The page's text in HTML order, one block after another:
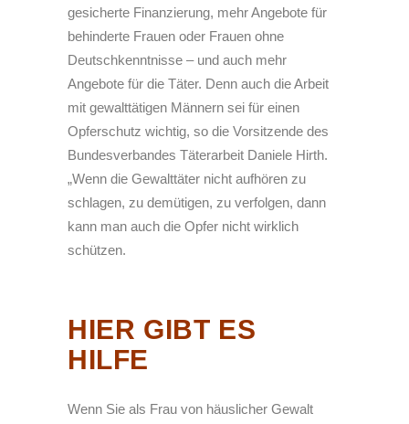
gesicherte Finanzierung, mehr Angebote für
behinderte Frauen oder Frauen ohne
Deutschkenntnisse – und auch mehr
Angebote für die Täter. Denn auch die Arbeit
mit gewalttätigen Männern sei für einen
Opferschutz wichtig, so die Vorsitzende des
Bundesverbandes Täterarbeit Daniele Hirth.
„Wenn die Gewalttäter nicht aufhören zu
schlagen, zu demütigen, zu verfolgen, dann
kann man auch die Opfer nicht wirklich
schützen.
HIER GIBT ES
HILFE
Wenn Sie als Frau von häuslicher Gewalt